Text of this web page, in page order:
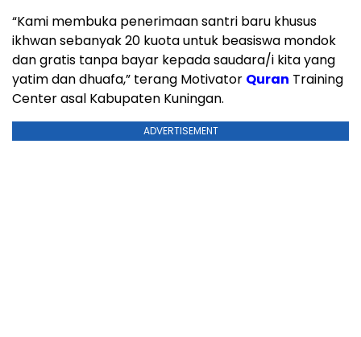
“Kami membuka penerimaan santri baru khusus
ikhwan sebanyak 20 kuota untuk beasiswa mondok
dan gratis tanpa bayar kepada saudara/i kita yang
yatim dan dhuafa,” terang Motivator Quran Training
Center asal Kabupaten Kuningan.
ADVERTISEMENT